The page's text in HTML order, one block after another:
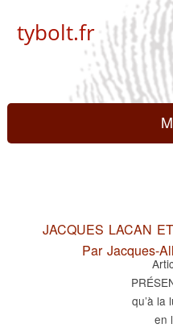
tybolt.fr
JACQUES LACAN
Par Jacques-
qu’à la
en